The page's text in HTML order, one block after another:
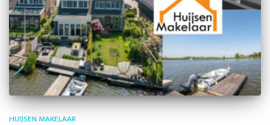
HUIJSEN MAKELAAR